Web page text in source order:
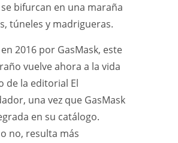
bifurcan en una maraña
túneles y madrigueras.
2016 por GasMask, este
vuelve ahora a la vida
de la editorial El
una vez que GasMask
en su catálogo.
no, resulta más